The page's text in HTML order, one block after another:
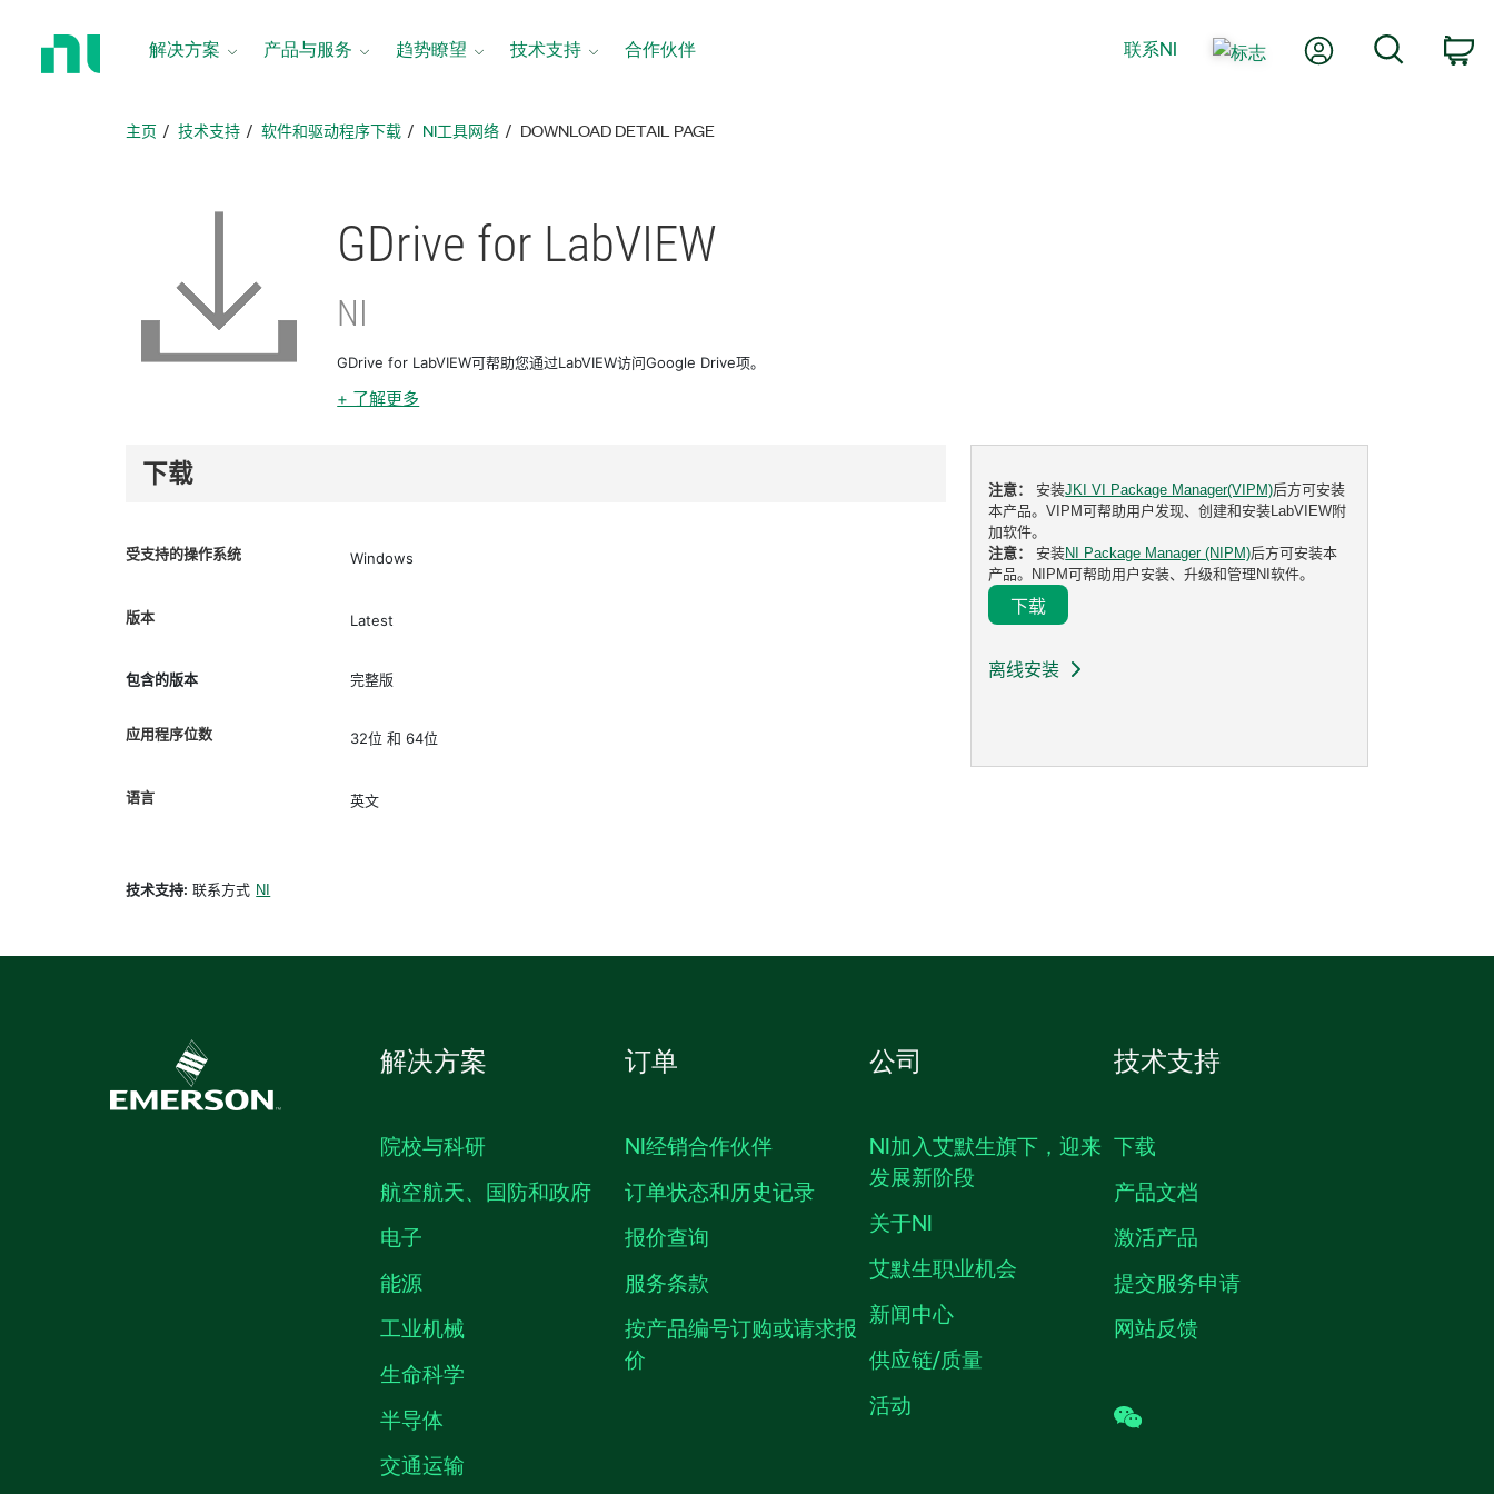
解决方案 产品与服务 趋势瞭望 技术支持 合作伙伴 联系NI 我的账户
主页 技术支持 软件和驱动程序下载 NI工具网络 DOWNLOAD DETAIL PAGE
GDrive for LabVIEW
NI
GDrive for LabVIEW可帮助您通过LabVIEW访问Google Drive项。
+ 了解更多
下载
受支持的操作系统 Windows
版本 Latest
包含的版本 完整版
应用程序位数 32位 和 64位
语言 英文
技术支持: 联系方式 NI
注意： 安装JKI VI Package Manager(VIPM)后方可安装
本产品。VIPM可帮助用户发现、创建和安装LabVIEW附
加软件。
注意： 安装NI Package Manager (NIPM)后方可安装本
产品。NIPM可帮助用户安装、升级和管理NI软件。
下载
离线安装
解决方案
院校与科研
航空航天、国防和政府
电子
能源
工业机械
生命科学
半导体
交通运输
订单
NI经销合作伙伴
订单状态和历史记录
报价查询
服务条款
按产品编号订购或请求报
价
公司
NI加入艾默生旗下，迎来
发展新阶段
关于NI
艾默生职业机会
新闻中心
供应链/质量
活动
技术支持
下载
产品文档
激活产品
提交服务申请
网站反馈
wechat